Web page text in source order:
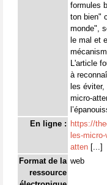
formules
ton bien"
monde",
le mal et
L'article
à
les
micro-
En ligne : https://
les-
atten [...]
Format de la
ressource
web